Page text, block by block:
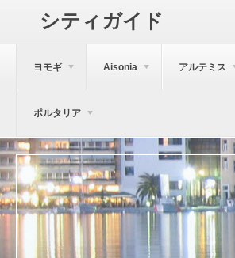
シティガイド
ヨモギ Aisonia アルテミス
ポルタリア